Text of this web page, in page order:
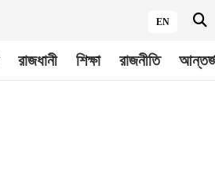
EN
রাজধানী শিক্ষা রাজনীতি